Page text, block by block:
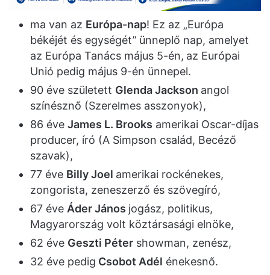
ma van az Európa-nap! Ez az „Európa
békéjét és egységét” ünneplő nap, amelyet
az Európa Tanács május 5-én, az Európai
Unió pedig május 9-én ünnepel.
90 éve született Glenda Jackson angol
színésznő (Szerelmes asszonyok),
86 éve James L. Brooks amerikai Oscar-díjas
producer, író (A Simpson család, Becéző
szavak),
77 éve Billy Joel amerikai rockénekes,
zongorista, zeneszerző és szövegíró,
67 éve Áder János jogász, politikus,
Magyarország volt köztársasági elnöke,
62 éve Geszti Péter showman, zenész,
32 éve pedig Csobot Adél énekesnő.